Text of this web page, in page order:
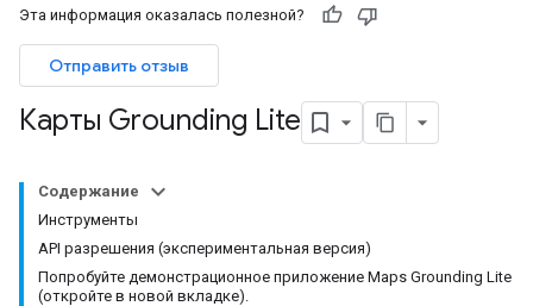
Эта информация оказалась полезной?
Отправить отзыв
Карты Grounding Lite
Содержание
Инструменты
API разрешения (экспериментальная версия)
Попробуйте демонстрационное приложение Maps Grounding Lite
(откройте в новой вкладке).